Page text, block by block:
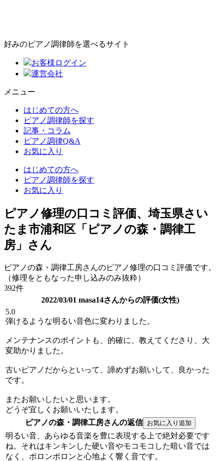
好みのピアノ調律師を選べるサイト
お客様ログイン
運営会社
メニュー
はじめての方へ
ピアノ調律師を探す
記事・コラム
ピアノ調律Q&A
お気に入り
はじめての方へ
ピアノ調律師を探す
お気に入り
ピアノ修理の口コミ評価、埼玉県さい
たま市浦和区「ピアノの森・調律工
房」さん
ピアノの森・調律工房さんのピアノ修理の口コミ評価です。
（修理をともなった申し込みのみ抜粋）
392件
2022/03/01 masa14さんからの評価(女性)
5.0
弾けるような明るい音色に変わりました。
メンテナンスのポイントも、的確に、教えてくださり、大
変助かりました。
古いピアノだからといって、諦めずお願いして、良かった
です。
またお願いしたいと思います。
どうぞ宜しくお願いいたします。
ピアノの森・調律工房さんの返信
明るい音、あらゆる音楽を豊に表現する上で絶対必要です
ね。それはキンキンした硬い音やモコモコした暗い音では
なく、ポロンポロンと心地よく響く音です。